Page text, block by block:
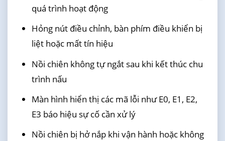
quá trình hoạt động
Hỏng nút điều chỉnh, bàn phím điều khiển bị
liệt hoặc mất tín hiệu
Nồi chiên không tự ngắt sau khi kết thúc chu
trình nấu
Màn hình hiển thị các mã lỗi như E0, E1, E2,
E3 báo hiệu sự cố cần xử lý
Nồi chiên bị hở nắp khi vận hành hoặc không